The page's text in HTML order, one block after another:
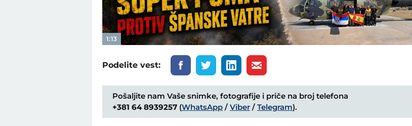
1:13
Podelite vest:
Pošaljite nam Vaše snimke, fotografije i priče na broj telefona
+381 64 8939257 (WhatsApp / Viber / Telegram).